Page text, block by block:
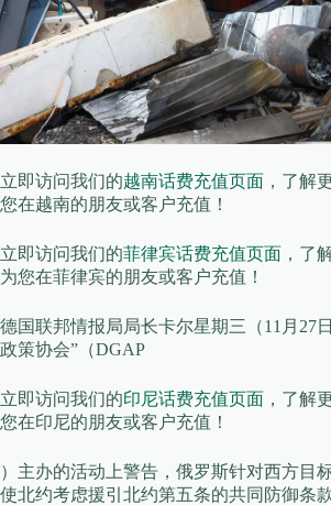
立即访问我们的越南话费充值页面 ，了解
您在越南的朋友或客户充值！
立即访问我们的菲律宾话费充值页面 ，了
为您在菲律宾的朋友或客户充值！
德国联邦情报局局长卡尔星期三（11月27
政策协会”（DGAP
立即访问我们的印尼话费充值页面 ，了解
您在印尼的朋友或客户充值！
）主办的活动上警告，俄罗斯针对西方目
使北约考虑援引北约第五条的共同防御条款